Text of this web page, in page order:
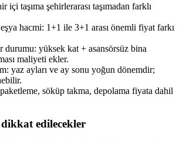
içi taşıma şehirlerarası taşımadan farklı
eşya hacmi: 1+1 ile 3+1 arası önemli fiyat farkı
durumu: yüksek kat + asansörsüz bina
maliyeti ekler.
yaz ayları ve ay sonu yoğun dönemdir;
söküp takma, depolama fiyata dahil
edilecekler